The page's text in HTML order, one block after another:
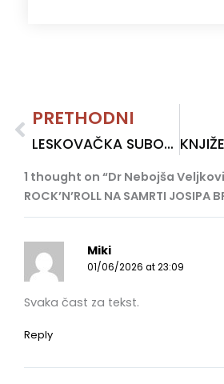
Prev
PRETHODNI
LESKOVAČKA SUBOTA: Sas male pare pravi džumbus
1 thought on “Dr Nebojša
ROCK’N’ROLL NA SAMRTI JOSIPA
Miki
01/06/2026 at 23:09
Svaka čast za tekst.
Reply